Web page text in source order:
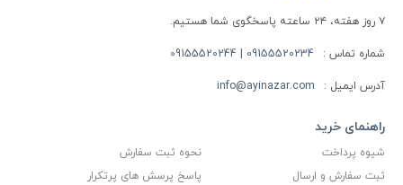
۷ روز هفته، ۲۴ ساعته پاسخگوی شما هستیم.
شماره تماس : 09155520234 | 09155520244
آدرس ایمیل : info@ayinazar.com
راهنمای خرید
شیوه پرداخت
نحوه ثبت سفارش
ثبت سفارش و ارسال
پاسخ پرسش های پرتکرار